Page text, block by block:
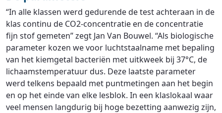
“In alle klassen werd gedurende de test achteraan in de
klas continu de CO2-concentratie en de concentratie
fijn stof gemeten” zegt Jan Van Bouwel. “Als biologische
parameter kozen we voor luchtstaalname met bepaling
van het kiemgetal bacteriën met uitkweek bij 37°C, de
lichaamstemperatuur dus. Deze laatste parameter
werd telkens bepaald met puntmetingen aan het begin
en op het einde van elke lesblok. In een klaslokaal waar
veel mensen langdurig bij hoge bezetting aanwezig zijn,